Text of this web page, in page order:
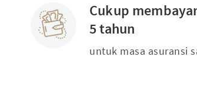
Cukup
5 tahun
untuk masa asuransi